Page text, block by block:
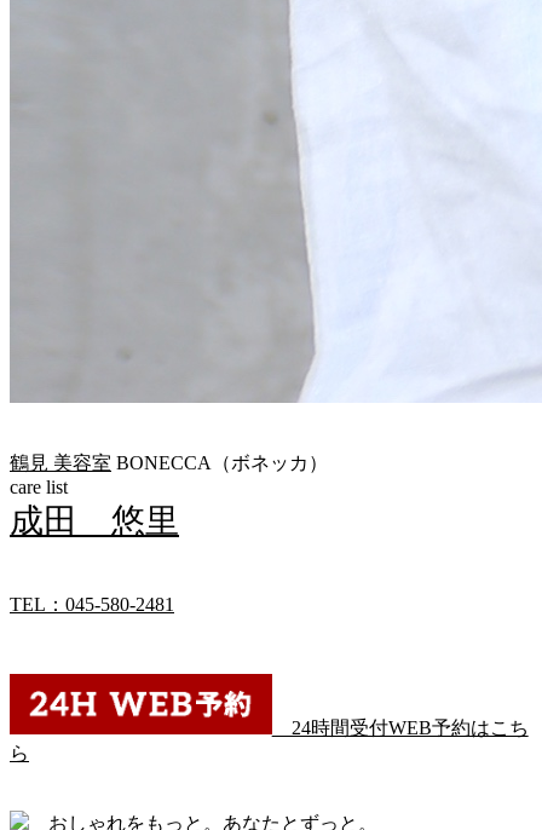
鶴見 美容室 BONECCA（ボネッカ）
care list
成田 悠里
TEL：045-580-2481
24時間受付WEB予約はこち
ら
おしゃれをもっと。あなたとずっと。